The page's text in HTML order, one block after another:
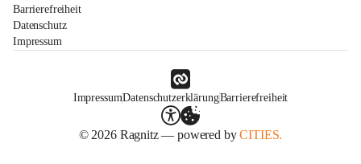
Barrierefreiheit
Datenschutz
Impressum
ImpressumDatenschutzerklärungBarrierefreiheit
© 2026 Ragnitz — powered byCITIES.